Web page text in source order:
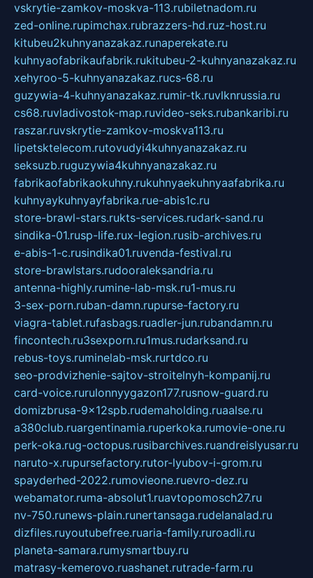
vskrytie-zamkov-moskva-113.rubiletnadom.ru
zed-online.rupimchax.rubrazzers-hd.ruz-host.ru
kitubeu2kuhnyanazakaz.runaperekate.ru
kuhnyaofabrikaufabrik.rukitubeu-2-kuhnyanazakaz.ru
xehyroo-5-kuhnyanazakaz.rucs-68.ru
guzywia-4-kuhnyanazakaz.rumir-tk.ruvlknrussia.ru
cs68.ruvladivostok-map.ruvideo-seks.rubankaribi.ru
raszar.ruvskrytie-zamkov-moskva113.ru
lipetsktelecom.rutovudyi4kuhnyanazakaz.ru
seksuzb.ruguzywia4kuhnyanazakaz.ru
fabrikaofabrikaokuhny.rukuhnyaekuhnyaafabrika.ru
kuhnyaykuhnyayfabrika.rue-abis1c.ru
store-brawl-stars.rukts-services.rudark-sand.ru
sindika-01.rusp-life.rux-legion.rusib-archives.ru
e-abis-1-c.rusindika01.ruvenda-festival.ru
store-brawlstars.rudooraleksandria.ru
antenna-highly.rumine-lab-msk.ru1-mus.ru
3-sex-porn.ruban-damn.rupurse-factory.ru
viagra-tablet.rufasbags.ruadler-jun.rubandamn.ru
fincontech.ru3sexporn.ru1mus.rudarksand.ru
rebus-toys.ruminelab-msk.rurtdco.ru
seo-prodvizhenie-sajtov-stroitelnyh-kompanij.ru
card-voice.rurulonnyygazon177.rusnow-guard.ru
domizbrusa-9x12spb.rudemaholding.ruaalse.ru
a380club.ruargentinamia.ruperkoka.rumovie-one.ru
perk-oka.rug-octopus.rusibarchives.ruandreislyusar.ru
naruto-x.rupursefactory.rutor-lyubov-i-grom.ru
spayderhed-2022.rumovieone.ruevro-dez.ru
webamator.ruma-absolut1.ruavtopomosch27.ru
nv-750.runews-plain.runertansaga.rudelanalad.ru
dizfiles.ruyoutubefree.ruaria-family.ruroadli.ru
planeta-samara.rumysmartbuy.ru
matrasy-kemerovo.ruashanet.rutrade-farm.ru